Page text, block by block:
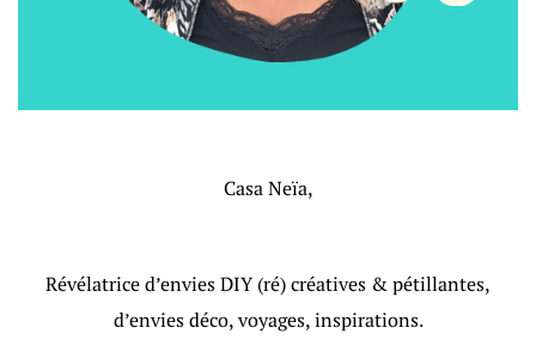
Casa Neïa,
Révélatrice d’envies DIY (ré) créatives & pétillantes,
d’envies déco, voyages, inspirations.